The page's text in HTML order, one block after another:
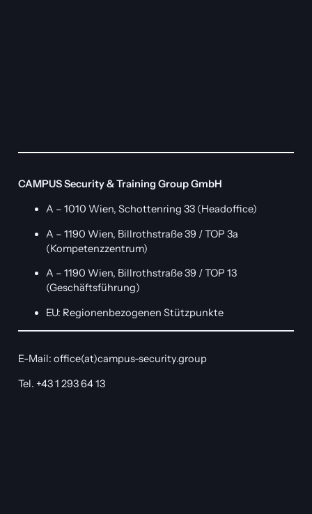
CAMPUS Security & Training Group GmbH
A – 1010 Wien, Schottenring 33 (Headoffice)
A – 1190 Wien, Billrothstraße 39 / TOP 3a
(Kompetenzzentrum)
A – 1190 Wien, Billrothstraße 39 / TOP 13
(Geschäftsführung)
EU: Regionenbezogenen Stützpunkte
E-Mail: office(at)campus-security.group
Tel. +43 1 293 64 13